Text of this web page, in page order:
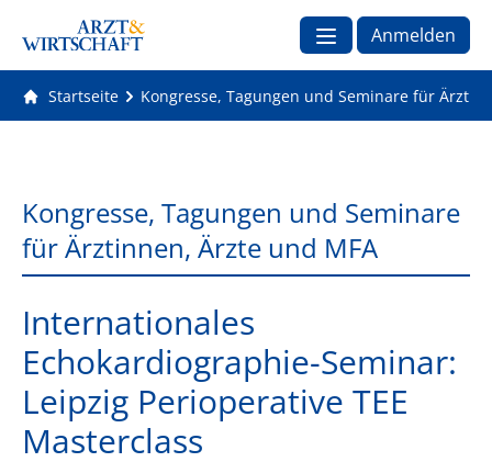
Anmelden
Startseite Kongresse, Tagungen und Seminare für
Kongresse, Tagungen und Seminare
für Ärztinnen, Ärzte und MFA
Internationales
Echokardiographie-Seminar:
Leipzig Perioperative TEE
Masterclass